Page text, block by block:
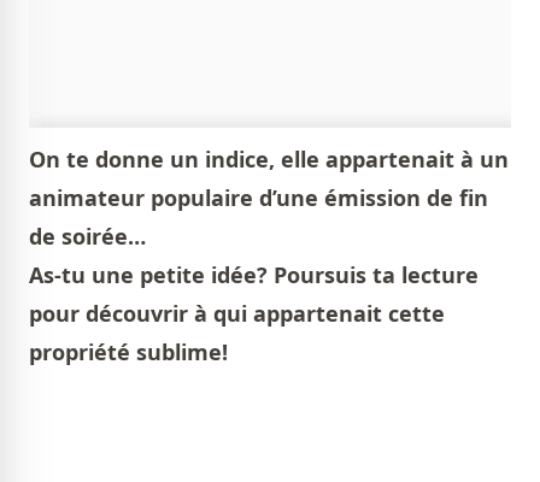
On te donne un indice, elle appartenait à un
animateur populaire d’une émission de fin
de soirée…
As-tu une petite idée? Poursuis ta lecture
pour découvrir à qui appartenait cette
propriété sublime!